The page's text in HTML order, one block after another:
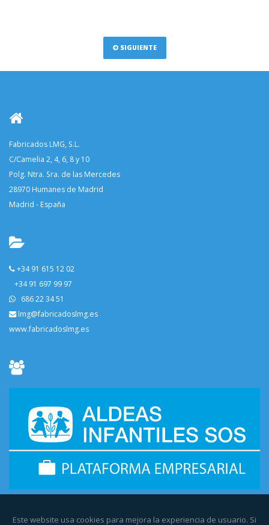
SIGUIENTE
Fabricados LMG, S.L.
C/Camelia 2, 4, 6, 8 y 10
Polg. Ntra. Sra. de las Mercedes
28970 Humanes de Madrid
Madrid - España
+34 91 615 12 02
+34 91 697 99 97
686 22 34 51
lmg@fabricadoslmg.es
www.fabricadoslmg.es
Este website usa cookies para mejora la experiencia de usuario. Si